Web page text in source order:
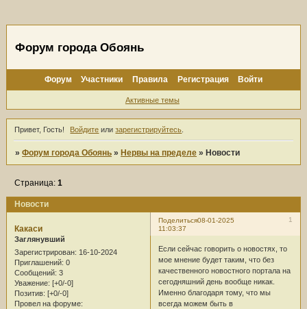
Форум города Обоянь
Форум Участники Правила Регистрация Войти
Активные темы
Привет, Гость! Войдите илизарегистрируйтесь
»Форум города Обоянь » Нервы на пределе » Новости
Новости
Страница:1
Поделиться 1
08-01-2025
11:03:37
Какаси
Заглянувший
Зарегистрирован: 16-10-2024
Приглашений: 0
Сообщений: 3
Уважение: [+0/-0]
Позитив: [+0/-0]
Провел на форуме:
Если сейчас говорить о новостях, то
мое мнение будет таким, что без
качественного новостного портала на
сегодняшний день вообще никак.
Именно благодаря тому, что мы
всегда можем быть в